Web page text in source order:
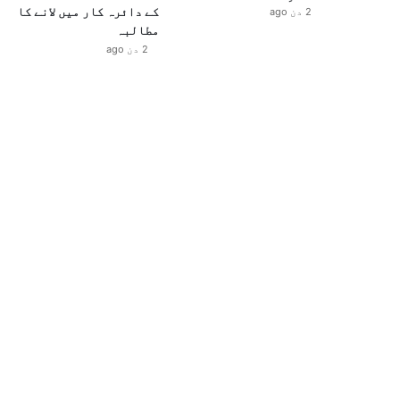
2 دن ago
کے دائرہ کار میں لانے کا
مطالبہ
2 دن ago